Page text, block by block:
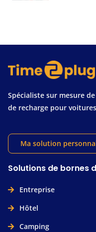
Spécialiste sur mesure
de recharge pour
Ma solution
Solutions de bornes
Entreprise
Hôtel
Camping